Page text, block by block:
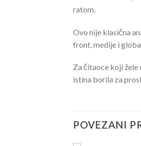
ratom.
Ovo nije klasična
front, medije i
Za čitaoce koji žele
istina borila za
POVEZANI